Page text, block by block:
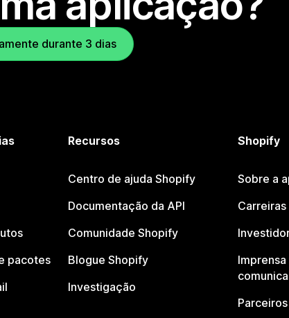
durante 3 dias
pacotes
Recursos
Centro de ajuda Shopify
Documentação da API
Comunidade Shopify
Blogue Shopify
Investigação
Shopify
Sobre a
Carreiras
Parceiros